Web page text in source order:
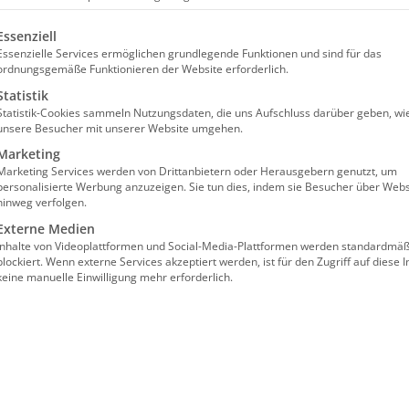
erklären und umsetzen |
im Wege einer “Präsenz im digitalen
GoToMeeting gearbeitet.
eine Liste der Service-Gruppen, für die eine
Services ermöglichen grundlegende Funktionen und sind für das
Funktionieren der Website erforderlich.
Cookies sammeln Nutzungsdaten, die uns Aufschluss darüber geben,
Besucher mit unserer Website umgehen.
Services werden von Drittanbietern oder Herausgebern genutzt, um
Werbung anzuzeigen. Sie tun dies, indem sie Besucher über
verfolgen.
Medien
von Videoplattformen und Social-Media-Plattformen werden
Wenn externe Services akzeptiert werden, ist für den Zugriff auf diese
manuelle Einwilligung mehr erforderlich.